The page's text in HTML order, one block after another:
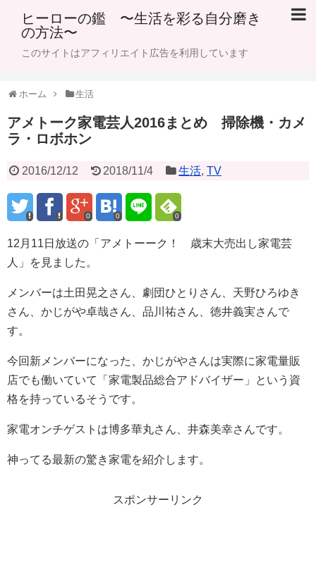
ヒーローの鑑 〜生活を彩る自分磨き
の方法〜
このサイトはアフィリエイト広告を利用しています
ホーム 生活
アメトーク家電芸人2016まとめ 掃除機・カメ
ラ・ロボホン
2016/12/12 2018/11/4 生活,TV
0 0 0
12月11日放送の「アメトーーク！ 歳末大売出し家電芸
人」を見ました。
メンバーは土田晃之さん、劇団ひとりさん、天野ひろゆき
さん、かじがや卓哉さん、品川祐さん、徳井義実さんで
す。
今回新メンバーになった、かじがやさんは実際に家電量販
店でも働いていて「家電製品総合アドバイザー」という資
格を持っているそうです。
家電オンチゲストは博多華丸さん、井森美幸さんです。
神ってる最新の驚き家電を紹介します。
スポンサーリンク